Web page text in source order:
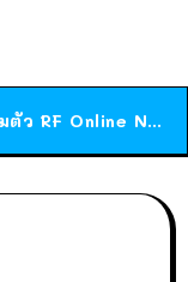
ได้เวลาเด็กหนวดรวมตัว RF Online Next เปิดให้เล่นแล้ว เกม Sci-Fi MMORPG ระดับตำนาน เล่นได้ทั้งมือถือและ PC